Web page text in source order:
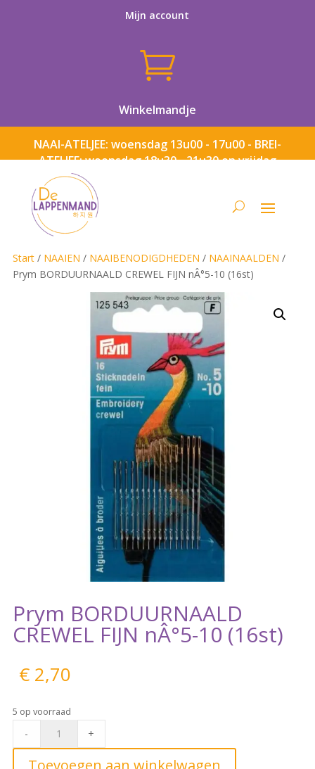
Mijn account

Winkelmandje
NAAI-ATELJEE: woensdag 13u00 - 17u00 - BREI-
ATELJEE: woensdag 18u30 - 21u30 en vrijdag
Start/ NAAIEN / NAAIBENODIGDHEDEN / NAAINAALDEN /
Prym BORDUURNAALD CREWEL FIJN nÂ°5-10 (16st)
Prym BORDUURNAALD
CREWEL FIJN nÂ°5-10 (16st)
€2,70
5 op voorraad
CREWEL
- +
Toevoegen aan winkelwagen